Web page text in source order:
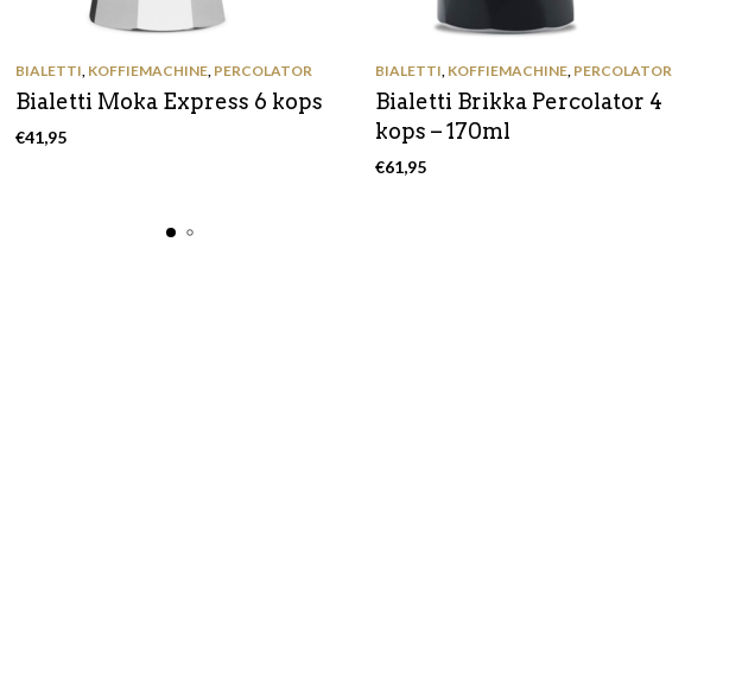
BIALETTI, KOFFIEMACHINE, PERCOLATOR
Bialetti Moka Express 6 kops
€41,95
BIALETTI, KOFFIEMACHINE, PERCOLATOR
Bialetti Brikka Percolator 4
kops – 170ml
€61,95